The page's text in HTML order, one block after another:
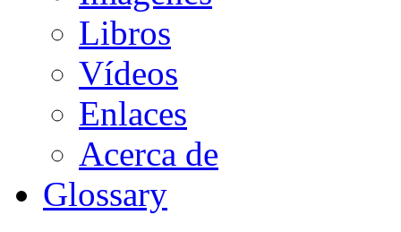
Libros
Vídeos
Enlaces
Acerca de
Glossary